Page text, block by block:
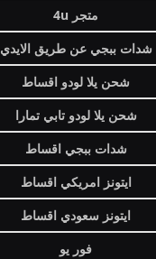
متجر 4u
شدات ببجي عن طريق الايدي
شحن يلا لودو اقساط
شحن يلا لودو تابي تمارا
شدات ببجي اقساط
ايتونز امريكي اقساط
ايتونز سعودي اقساط
فور يو